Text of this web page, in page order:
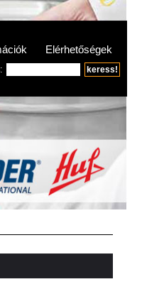
Elérhetőségek